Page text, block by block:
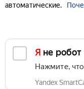
автоматические.
Я не робот
Нажмите,
Yandex